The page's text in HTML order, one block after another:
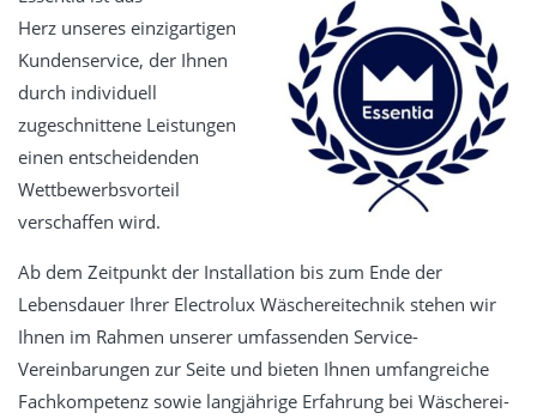
Service
Essentia -Wartungsverträge
UVV VDE
Schulung
expertenTREFF PSA
expertenTREFF CARE
Grundlehrgang Lagoon Advance Care
Grundlehrgang Wäscherei
Kontakt
Herz unseres einzigartigen
Kundenservice, der Ihnen
durch individuell
zugeschnittene Leistungen
einen entscheidenden
Wettbewerbsvorteil
verschaffen wird.
Ab dem Zeitpunkt der Installation bis zum Ende der
Lebensdauer Ihrer Electrolux Wäschereitechnik stehen wir
Ihnen im Rahmen unserer umfassenden Service-
Vereinbarungen zur Seite und bieten Ihnen umfangreiche
Fachkompetenz sowie langjährige Erfahrung bei Wäscherei-